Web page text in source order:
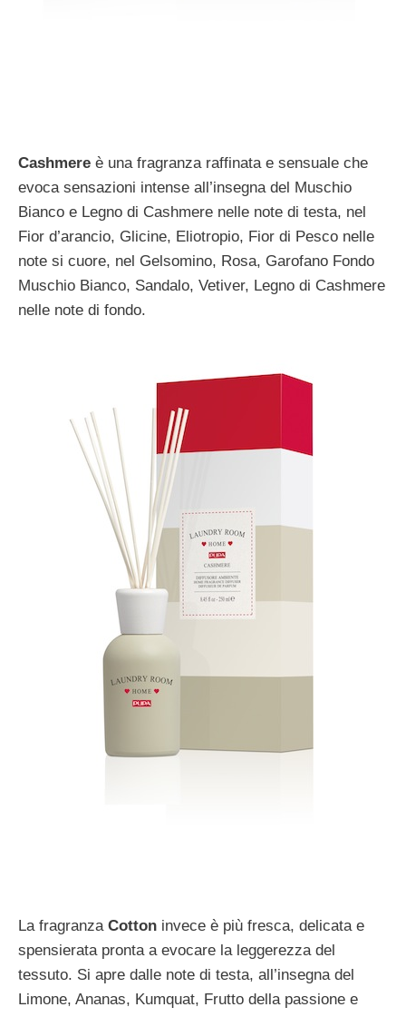
Cashmere è una fragranza raffinata e sensuale che
evoca sensazioni intense all’insegna del Muschio
Bianco e Legno di Cashmere nelle note di testa, nel
Fior d’arancio, Glicine, Eliotropio, Fior di Pesco nelle
note si cuore, nel Gelsomino, Rosa, Garofano Fondo
Muschio Bianco, Sandalo, Vetiver, Legno di Cashmere
nelle note di fondo.
La fragranza Cotton invece è più fresca, delicata e
spensierata pronta a evocare la leggerezza del
tessuto. Si apre dalle note di testa, all’insegna del
Limone, Ananas, Kumquat, Frutto della passione e